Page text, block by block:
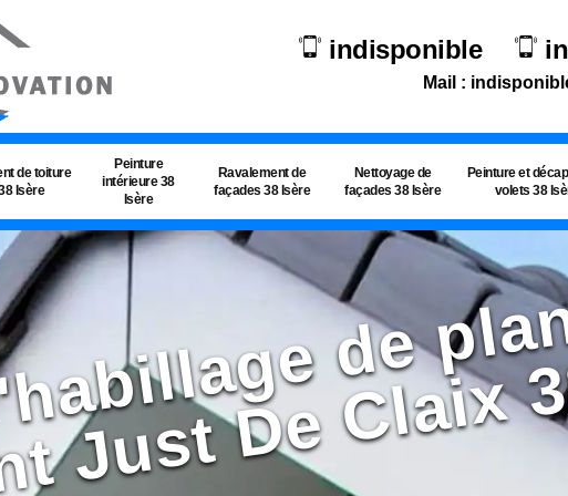
indisponible
Mail :
de toiture
Isère
Peinture
intérieure 38
Isère
Ravalement de
façades 38 Isère
Nettoyage de
façades 38 Isère
Peinture et
volets 38